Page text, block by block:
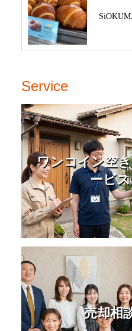
Service
ワンコイン空
ービス
売却相